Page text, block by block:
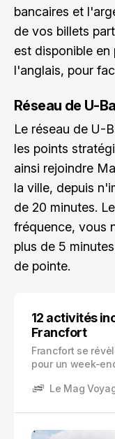
bancaires et
de vos billets
est disponible
l'anglais, pour
Réseau de U-
Le réseau de U-
les points
ainsi rejoindre
la ville, depuis
de 20 minutes.
fréquence, vous
plus de 5
de pointe.
12 activités
Francfort
Francfort se
pour un week-
patrimoine
ciels
préservés.
Le Mag